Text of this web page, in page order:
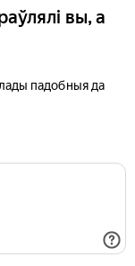
вы, а
падобныя да